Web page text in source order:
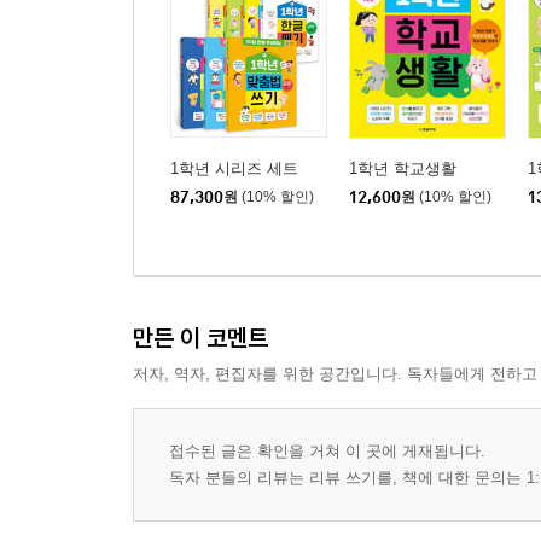
1학년 시리즈 세트
87,300원 (10% 할인)
1학년 학교생활
12,600원 (10% 할인)
1
만든 이 코멘트
저자, 역자, 편집자를 위한 공간입니다. 독자들에게 전하
접수된 글은 확인을 거쳐 이 곳에 게재됩니다.
독자 분들의 리뷰는 리뷰 쓰기를, 책에 대한 문의는